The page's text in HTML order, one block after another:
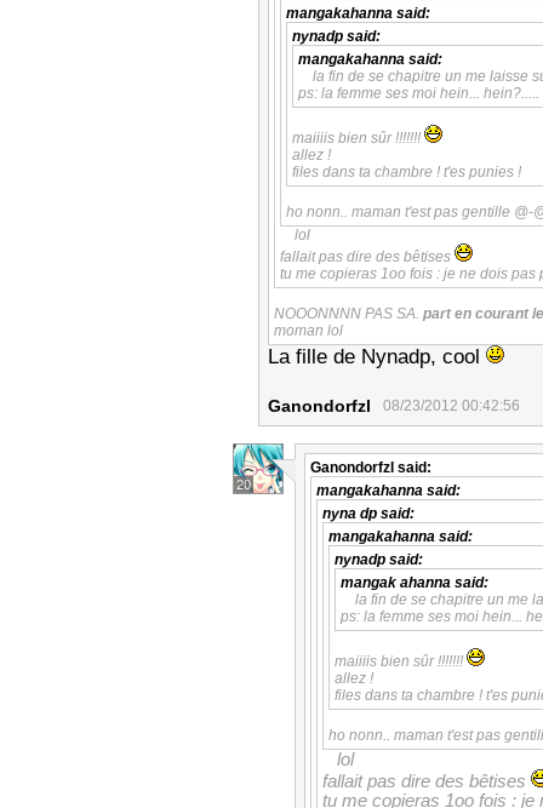
mangakahanna said:
nynadp said:
mangakahanna said:
la fin de se chapitre un me laisse
ps: la femme ses moi hein... hein?.....
maiiiis bien sûr !!!!!!!
allez !
files dans ta chambre ! t'es punies !
ho nonn.. maman t'est pas gentille @-
lol
fallait pas dire des bêtises
tu me copieras 1oo fois : je ne dois
NOOONNNN PAS SA. part en courant
moman lol
La fille de Nynadp, cool
Ganondorfzl 08/23/2012 00:42:56
20
Ganondorfzl said:
mangakahanna said:
nyna dp said:
mangakahanna said:
nynadp said:
mangak ahanna said:
la fin de se chapitre un me
ps: la femme ses moi hein...
maiiiis bien sûr !!!!!!!
allez !
files dans ta chambre ! t'es
ho nonn.. maman t'est pas
lol
fallait pas dire des bêtises
tu me copieras 1oo fois : je